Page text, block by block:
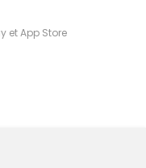
et App Store
commande à Amiens
recevez-là rapidement